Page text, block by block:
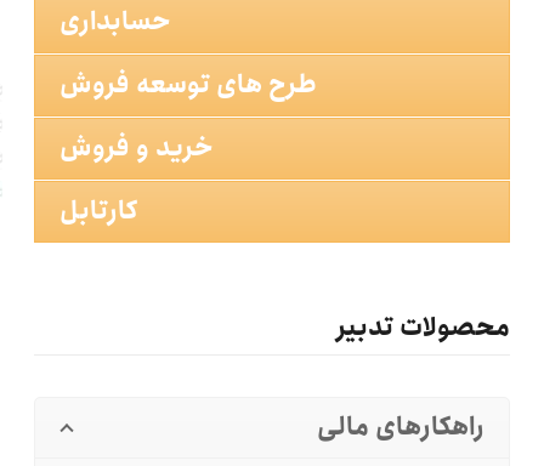
حسابداری
طرح های توسعه فروش
خرید و فروش
کارتابل
محصولات تدبیر
راهکارهای مالی